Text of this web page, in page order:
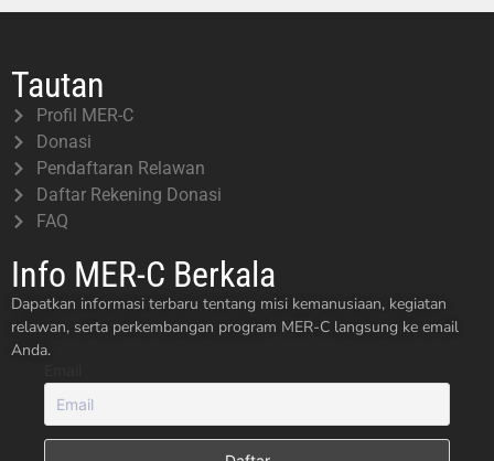
Tautan
Profil MER-C
Donasi
Pendaftaran Relawan
Daftar Rekening Donasi
FAQ
Info MER-C Berkala
Dapatkan informasi terbaru tentang misi kemanusiaan, kegiatan
relawan, serta perkembangan program MER-C langsung ke email
Anda.